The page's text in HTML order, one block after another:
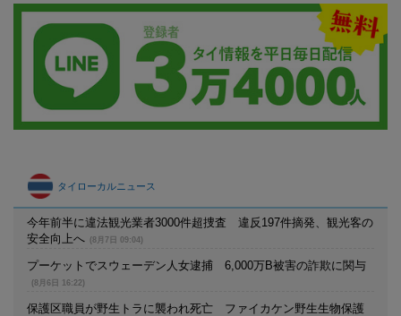
タイローカルニュース
今年前半に違法観光業者3000件超捜査 違反197件摘発、観光客の
安全向上へ
(8月7日 09:04)
プーケットでスウェーデン人女逮捕 6,000万B被害の詐欺に関与
(8月6日 16:22)
保護区職員が野生トラに襲われ死亡 ファイカケン野生生物保護